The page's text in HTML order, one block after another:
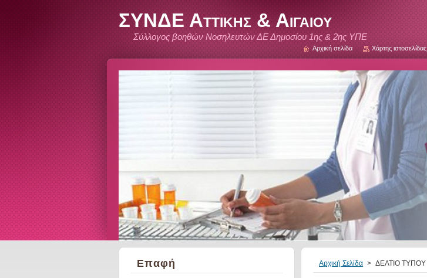
ΣΥΝΔΕ Αττικης & Αιγαιου
Σύλλογος βοηθών Νοσηλευτών ΔΕ Δημοσίου 1ης & 2ης ΥΠΕ
Αρχική Σελίδα > ΔΕΛΤΙΟ ΤΥΠΟΥ
Επαφή
Αρχική σελίδα Χάρτης ιστοσελίδας